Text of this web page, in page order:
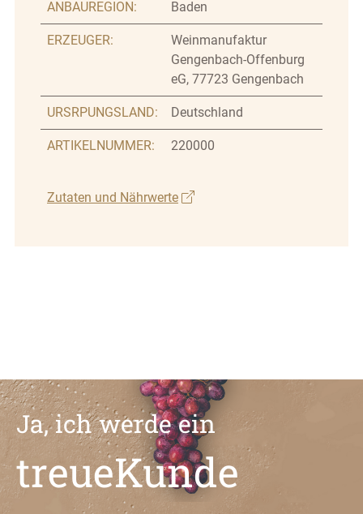
ANBAUREGION: Baden
ERZEUGER:
Weinmanufaktur
Gengenbach-Offenburg
eG, 77723 Gengenbach
URSRPUNGSLAND: Deutschland
ARTIKELNUMMER: 220000
Zutaten und Nährwerte
Ja, ich werde ein
treueKunde